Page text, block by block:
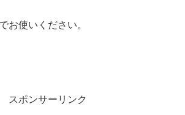
お使いください。
スポンサーリンク